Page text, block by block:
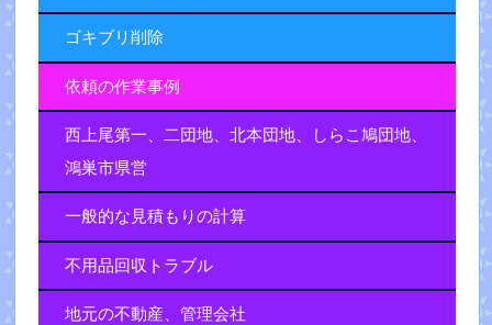
ゴキブリ削除
依頼の作業事例
西上尾第一、二団地、北本団地、しらこ鳩団地、
鴻巣市県営
一般的な見積もりの計算
不用品回収トラブル
地元の不動産、管理会社